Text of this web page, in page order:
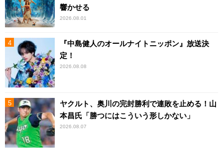
響かせる
2026.08.01
『中島健人のオールナイトニッポン』放送決
定！
2026.08.08
ヤクルト、奥川の完封勝利で連敗を止める！山
本昌氏「勝つにはこういう形しかない」
2026.08.07